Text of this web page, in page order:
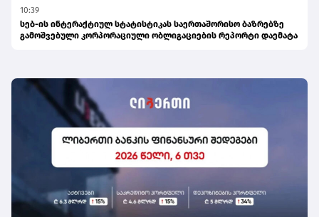
10:39
სებ-ის ინტერაქტიულ სტატისტიკას საერთაშორისო ბაზრებზე
გამოშვებული კორპორაციული ობლიგაციების რეპორტი დაემატა